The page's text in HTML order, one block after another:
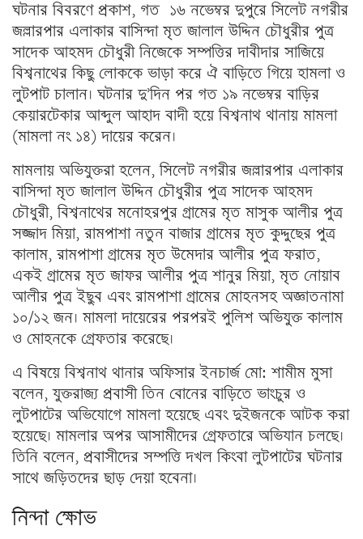
ঘটনার বিবরণে প্রকাশ, গত ১৬ নভেম্বর দুপুরে সিলেট নগরীর
জল্লারপার এলাকার বাসিন্দা মৃত জালাল উদ্দিন চৌধুরীর পুত্র
সাদেক আহমদ চৌধুরী নিজেকে সম্পত্তির দাবীদার সাজিয়ে
বিশ্বনাথের কিছু লোককে ভাড়া করে ঐ বাড়িতে গিয়ে হামলা ও
লুটপাট চালান। ঘটনার দু’দিন পর গত ১৯ নভেম্বর বাড়ির
কেয়ারটেকার আব্দুল আহাদ বাদী হয়ে বিশ্বনাথ থানায় মামলা
(মামলা নং ১৪) দায়ের করেন।
মামলায় অভিযুক্তরা হলেন, সিলেট নগরীর জল্লারপার এলাকার
বাসিন্দা মৃত জালাল উদ্দিন চৌধুরীর পুত্র সাদেক আহমদ
চৌধুরী, বিশ্বনাথের মনোহরপুর গ্রামের মৃত মাসুক আলীর পুত্র
সজ্জাদ মিয়া, রামপাশা নতুন বাজার গ্রামের মৃত কুদ্দুছের পুত্র
কালাম, রামপাশা গ্রামের মৃত উমেদার আলীর পুত্র ফরাত,
একই গ্রামের মৃত জাফর আলীর পুত্র শানুর মিয়া, মৃত নোয়াব
আলীর পুত্র ইছুব এবং রামপাশা গ্রামের মোহনসহ অজ্ঞাতনামা
১০/১২ জন। মামলা দায়েরের পরপরই পুলিশ অভিযুক্ত কালাম
ও মোহনকে গ্রেফতার করেছে।
এ বিষয়ে বিশ্বনাথ থানার অফিসার ইনচার্জ মো: শামীম মুসা
বলেন, যুক্তরাজ্য প্রবাসী তিন বোনের বাড়িতে ভাংচুর ও
লুটপাটের অভিযোগে মামলা হয়েছে এবং দুইজনকে আটক করা
হয়েছে। মামলার অপর আসামীদের গ্রেফতারে অভিযান চলছে।
তিনি বলেন, প্রবাসীদের সম্পত্তি দখল কিংবা লুটপাটের ঘটনার
সাথে জড়িতদের ছাড় দেয়া হবেনা।
নিন্দা ক্ষোভ